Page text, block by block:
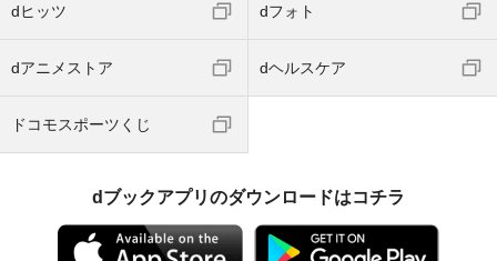
dヒッツ dフォト
dアニメストア dヘルスケア
ドコモスポーツくじ
dブックアプリのダウンロードはコチラ